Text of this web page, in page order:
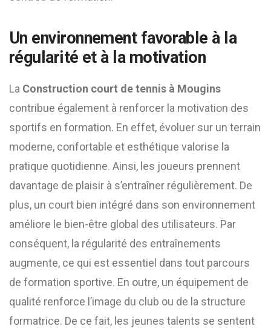
Un environnement favorable à la
régularité et à la motivation
La Construction court de tennis à Mougins
contribue également à renforcer la motivation des
sportifs en formation. En effet, évoluer sur un terrain
moderne, confortable et esthétique valorise la
pratique quotidienne. Ainsi, les joueurs prennent
davantage de plaisir à s’entraîner régulièrement. De
plus, un court bien intégré dans son environnement
améliore le bien-être global des utilisateurs. Par
conséquent, la régularité des entraînements
augmente, ce qui est essentiel dans tout parcours
de formation sportive. En outre, un équipement de
qualité renforce l’image du club ou de la structure
formatrice. De ce fait, les jeunes talents se sentent